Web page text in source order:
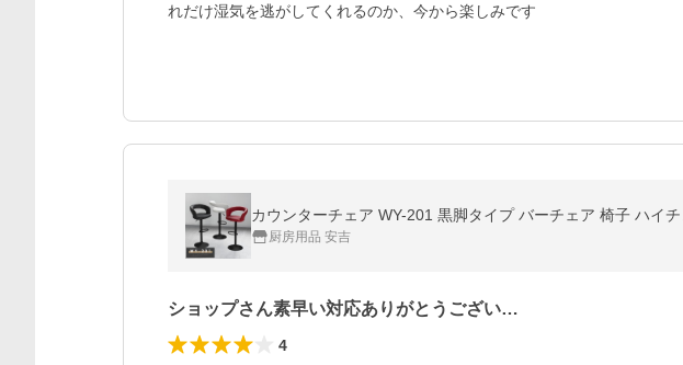
れだけ湿気を逃がしてくれるのか、今から楽しみです
カウンターチェア WY-201 黒脚タイプ バーチェア 椅子 ハイ
厨房用品 安吉
ショップさん素早い対応ありがとうござい…
4